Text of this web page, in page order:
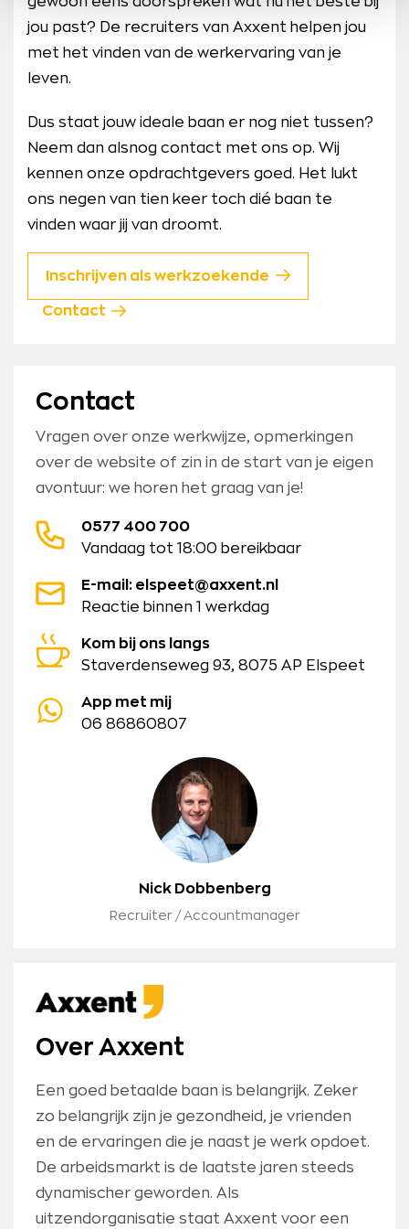
jou past? De recruiters van Axxent helpen jou
met het vinden van de werkervaring van je
leven.
Dus staat jouw ideale baan er nog niet tussen?
Neem dan alsnog contact met ons op. Wij
kennen onze opdrachtgevers goed. Het lukt
ons negen van tien keer toch dié baan te
vinden waar jij van droomt.
Inschrijven als werkzoekende
Contact
Contact
Vragen over onze werkwijze, opmerkingen
over de website of zin in de start van je eigen
avontuur: we horen het graag van je!
0577 400 700
Vandaag tot 18:00 bereikbaar
E-mail: elspeet@axxent.nl
Reactie binnen 1 werkdag
Kom bij ons langs
Staverdenseweg 93, 8075 AP Elspeet
App met mij
06 86860807
Nick Dobbenberg
Recruiter / Accountmanager
Over Axxent
Een goed betaalde baan is belangrijk. Zeker
zo belangrijk zijn je gezondheid, je vrienden
en de ervaringen die je naast je werk opdoet.
De arbeidsmarkt is de laatste jaren steeds
dynamischer geworden. Als
uitzendorganisatie staat Axxent voor een